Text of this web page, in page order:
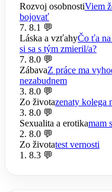
Rozvoj osobnostiViem
bojovať
7. 8.1 💬
Láska a vzťahyČo ťa
si sa s tým zmieril/a?
7. 8.0 💬
ZábavaZ práce ma
nezabudnem
3. 8.0 💬
Zo životazenaty kolega
3. 8.0 💬
Sexualita a erotikamam
2. 8.0 💬
Zo životatest vernosti
1. 8.3 💬